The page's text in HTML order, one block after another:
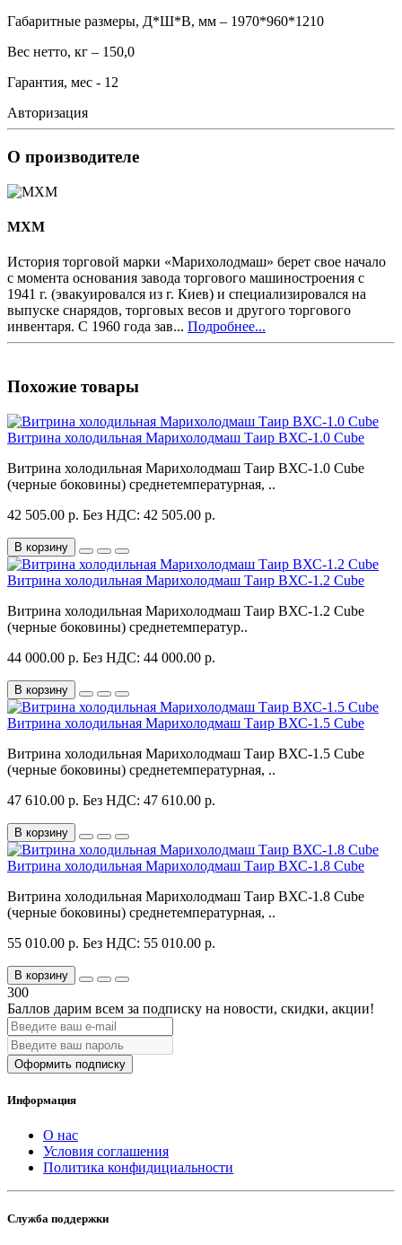
Габаритные размеры, Д*Ш*В, мм – 1970*960*1210
Вес нетто, кг – 150,0
Гарантия, мес - 12
Авторизация
О производителе
MXM
История торговой марки «Марихолодмаш» берет свое начало
с момента основания завода торгового машиностроения с
1941 г. (эвакуировался из г. Киев) и специализировался на
выпуске снарядов, торговых весов и другого торгового
инвентаря. С 1960 года зав... Подробнее...
Похожие товары
Витрина холодильная Марихолодмаш Таир ВХС-1.0 Cube
Витрина холодильная Марихолодмаш Таир ВХС-1.0 Cube
(черные боковины) среднетемпературная, ..
42 505.00 р. Без НДС: 42 505.00 р.
В корзину
Витрина холодильная Марихолодмаш Таир ВХС-1.2 Cube
Витрина холодильная Марихолодмаш Таир ВХС-1.2 Cube
(черные боковины) среднетемператур..
44 000.00 р. Без НДС: 44 000.00 р.
В корзину
Витрина холодильная Марихолодмаш Таир ВХС-1.5 Cube
Витрина холодильная Марихолодмаш Таир ВХС-1.5 Cube
(черные боковины) среднетемпературная, ..
47 610.00 р. Без НДС: 47 610.00 р.
В корзину
Витрина холодильная Марихолодмаш Таир ВХС-1.8 Cube
Витрина холодильная Марихолодмаш Таир ВХС-1.8 Cube
(черные боковины) среднетемпературная, ..
55 010.00 р. Без НДС: 55 010.00 р.
В корзину
300
Баллов дарим всем за подписку на новости, скидки, акции!
Оформить подписку
Информация
О нас
Условия соглашения
Политика конфидициальности
Служба поддержки